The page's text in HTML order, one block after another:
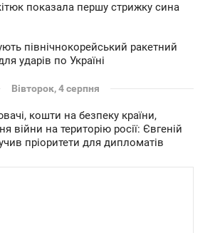
показала першу стрижку сина
північнокорейський ракетний
ударів по Україні
Вівторок, 4 серпня
кошти на безпеку країни,
війни на територію росії: Євгеній
пріоритети для дипломатів